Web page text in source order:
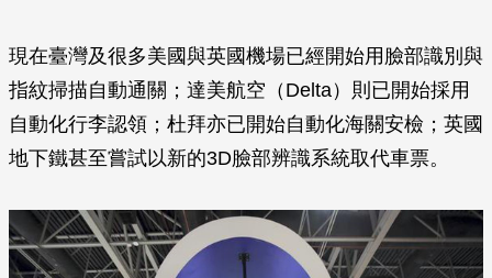
現在臺灣及很多美國與英國機場已經開始用臉部識別與
指紋掃描自動通關；達美航空（Delta）則已開始採用
自動化行李認領；杜拜亦已開始自動化海關安檢；英國
地下鐵甚至嘗試以新的3D臉部辨識系統取代車票。